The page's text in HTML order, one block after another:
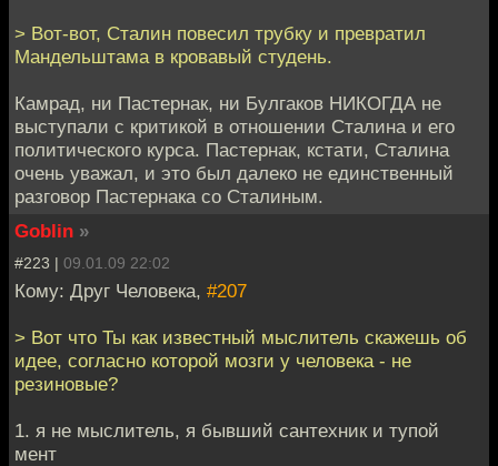
> Вот-вот, Сталин повесил трубку и превратил
Мандельштама в кровавый студень.
Камрад, ни Пастернак, ни Булгаков НИКОГДА не
выступали с критикой в отношении Сталина и его
политического курса. Пастернак, кстати, Сталина
очень уважал, и это был далеко не единственный
разговор Пастернака со Сталиным.
Goblin »
#223 | 09.01.09 22:02
Кому: Друг Человека, #207
> Вот что Ты как известный мыслитель скажешь об
идее, согласно которой мозги у человека - не
резиновые?
1. я не мыслитель, я бывший сантехник и тупой
мент